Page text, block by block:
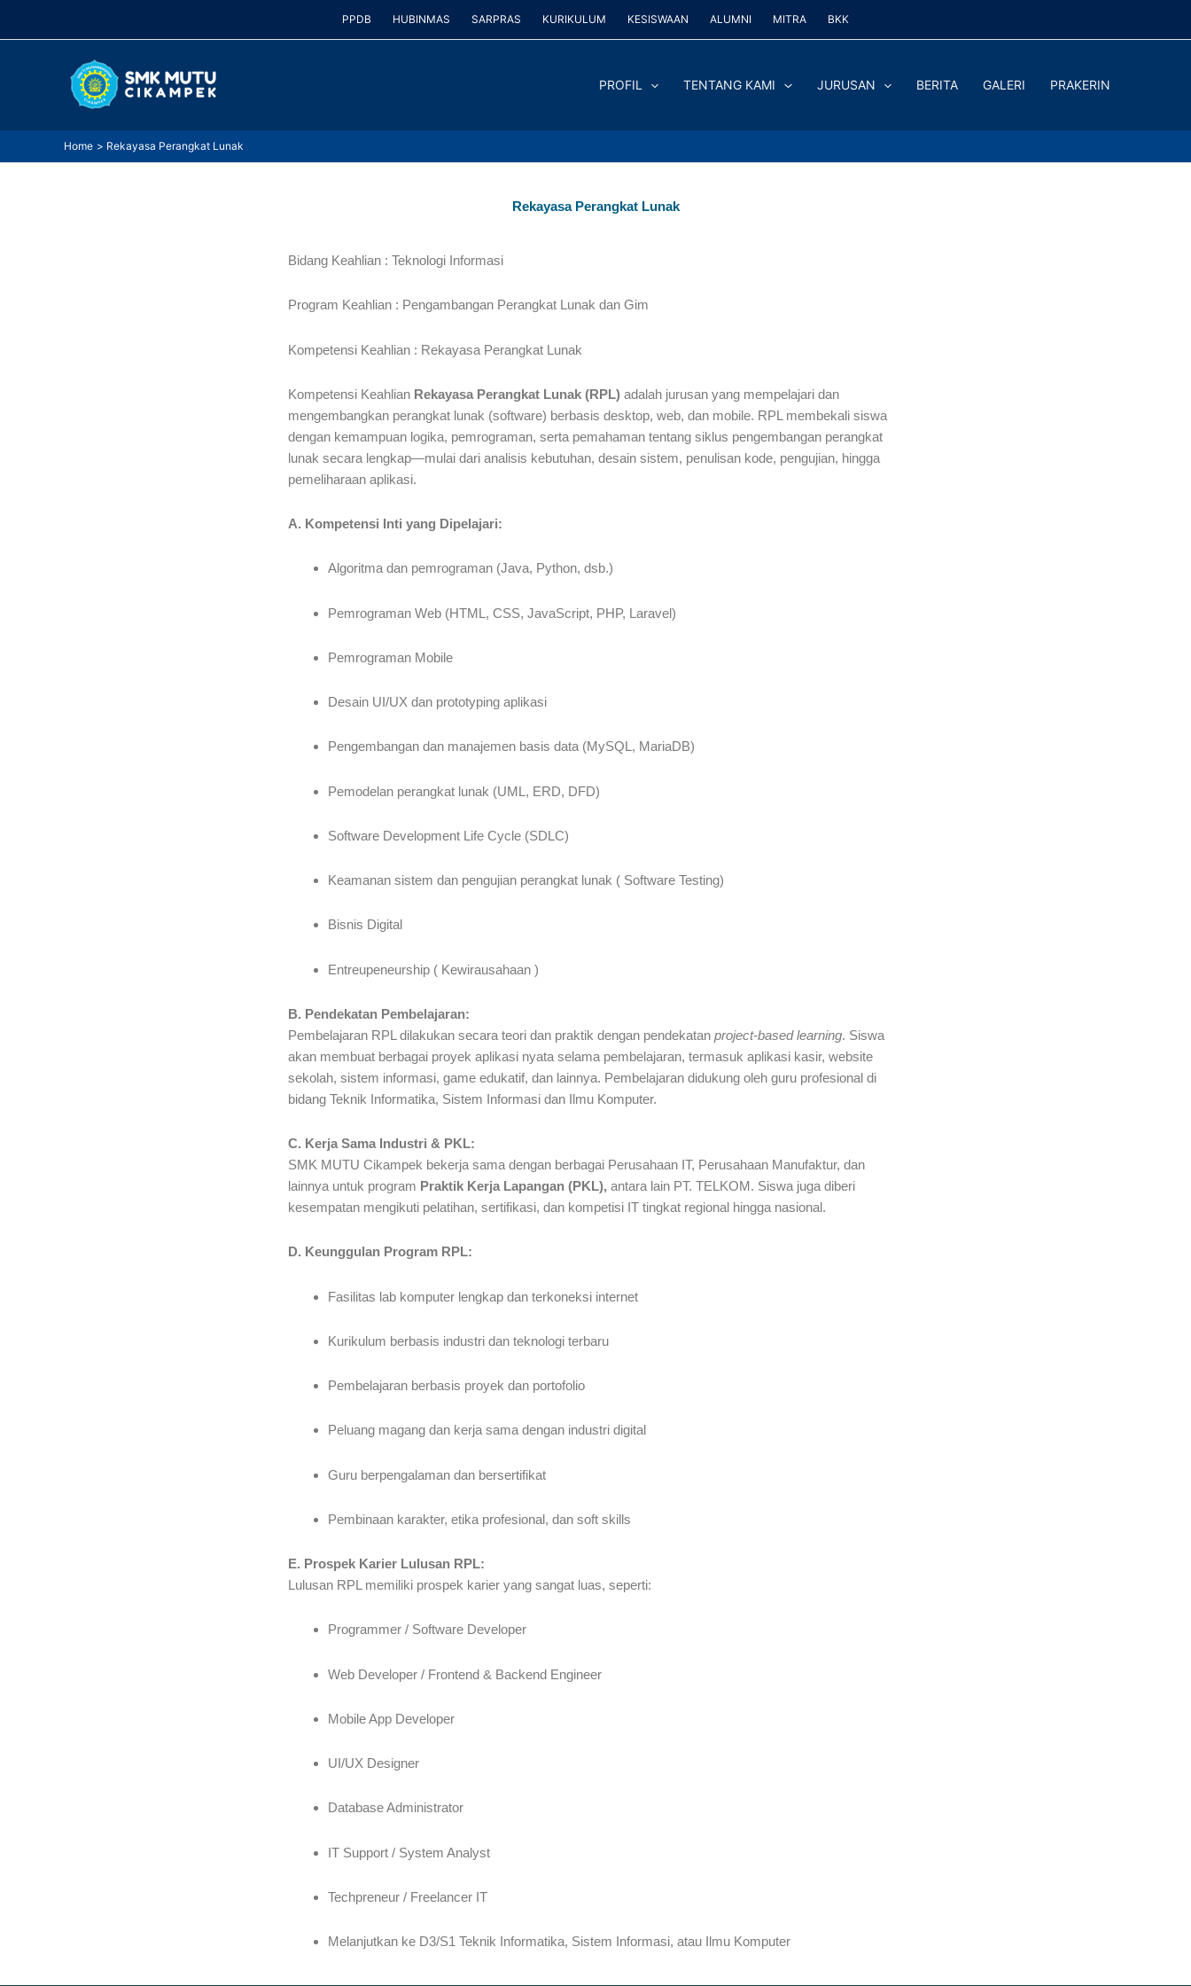
PPDB HUBINMAS SARPRAS KURIKULUM KESISWAAN ALUMNI MITRA BKK
PROFIL TENTANG KAMI JURUSAN BERITA GALERI PRAKERIN
Home Rekayasa Perangkat Lunak
Rekayasa Perangkat Lunak
Bidang Keahlian : Teknologi Informasi
Program Keahlian : Pengambangan Perangkat Lunak dan Gim
Kompetensi Keahlian : Rekayasa Perangkat Lunak
Kompetensi Keahlian Rekayasa Perangkat Lunak (RPL) adalah jurusan yang mempelajari dan
mengembangkan perangkat lunak (software) berbasis desktop, web, dan mobile. RPL membekali siswa
dengan kemampuan logika, pemrograman, serta pemahaman tentang siklus pengembangan perangkat
lunak secara lengkap—mulai dari analisis kebutuhan, desain sistem, penulisan kode, pengujian, hingga
pemeliharaan aplikasi.
A. Kompetensi Inti yang Dipelajari:
Algoritma dan pemrograman (Java, Python, dsb.)
Pemrograman Web (HTML, CSS, JavaScript, PHP, Laravel)
Pemrograman Mobile
Desain UI/UX dan prototyping aplikasi
Pengembangan dan manajemen basis data (MySQL, MariaDB)
Pemodelan perangkat lunak (UML, ERD, DFD)
Software Development Life Cycle (SDLC)
Keamanan sistem dan pengujian perangkat lunak ( Software Testing)
Bisnis Digital
Entreupeneurship ( Kewirausahaan )
B. Pendekatan Pembelajaran:
Pembelajaran RPL dilakukan secara teori dan praktik dengan pendekatan project-based learning. Siswa
akan membuat berbagai proyek aplikasi nyata selama pembelajaran, termasuk aplikasi kasir, website
sekolah, sistem informasi, game edukatif, dan lainnya. Pembelajaran didukung oleh guru profesional di
bidang Teknik Informatika, Sistem Informasi dan Ilmu Komputer.
C. Kerja Sama Industri & PKL:
SMK MUTU Cikampek bekerja sama dengan berbagai Perusahaan IT, Perusahaan Manufaktur, dan
lainnya untuk program Praktik Kerja Lapangan (PKL), antara lain PT. TELKOM. Siswa juga diberi
kesempatan mengikuti pelatihan, sertifikasi, dan kompetisi IT tingkat regional hingga nasional.
D. Keunggulan Program RPL:
Fasilitas lab komputer lengkap dan terkoneksi internet
Kurikulum berbasis industri dan teknologi terbaru
Pembelajaran berbasis proyek dan portofolio
Peluang magang dan kerja sama dengan industri digital
Guru berpengalaman dan bersertifikat
Pembinaan karakter, etika profesional, dan soft skills
E. Prospek Karier Lulusan RPL:
Lulusan RPL memiliki prospek karier yang sangat luas, seperti:
Programmer / Software Developer
Web Developer / Frontend & Backend Engineer
Mobile App Developer
UI/UX Designer
Database Administrator
IT Support / System Analyst
Techpreneur / Freelancer IT
Melanjutkan ke D3/S1 Teknik Informatika, Sistem Informasi, atau Ilmu Komputer